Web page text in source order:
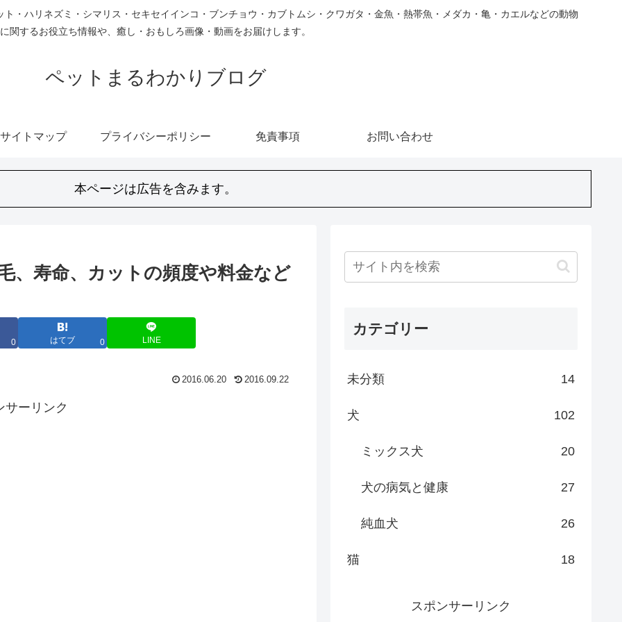
・ハリネズミ・シマリス・セキセイインコ・ブンチョウ・カブトムシ・クワガタ・金魚・熱帯魚・メダカ・亀・カエルなどの動物
に関するお役立ち情報や、癒し・おもしろ画像・動画をお届けします。
ペットまるわかりブログ
サイトマップ プライバシーポリシー 免責事項 お問い合わせ
本ページは広告を含みます。
、寿命、カットの頻度や料金など
0 はてブ 0 LINE
2016.06.20 2016.09.22
サーリンク
カテゴリー
未分類 14
犬 102
ミックス犬 20
犬の病気と健康 27
純血犬 26
猫 18
スポンサーリンク